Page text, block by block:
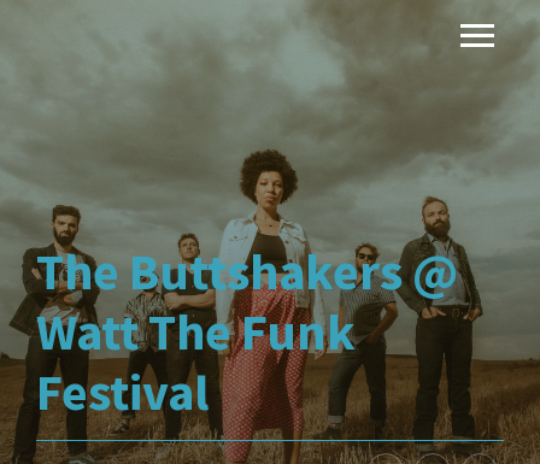
The Buttshakers @
Watt The Funk
Festival